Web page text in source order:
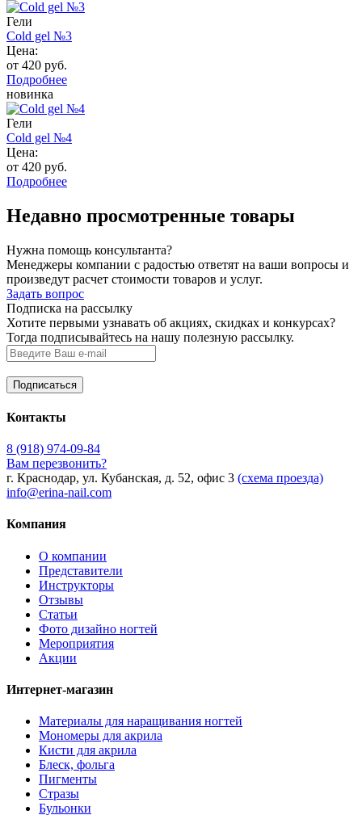
Гели
Cold gel №3
Цена:
от 420 руб.
Подробнее
новинка
Гели
Cold gel №4
Цена:
от 420 руб.
Подробнее
Недавно просмотренные товары
Нужна помощь консультанта?
Менеджеры компании с радостью ответят на ваши вопросы и
произведут расчет стоимости товаров и услуг.
Задать вопрос
Подписка на рассылку
Хотите первыми узнавать об акциях, скидках и конкурсах?
Тогда подписывайтесь на нашу полезную рассылку.
Контакты
8 (918) 974-09-84
Вам перезвонить?
г. Краснодар, ул. Кубанская, д. 52, офис 3 (схема проезда)
info@erina-nail.com
Компания
О компании
Представители
Инструкторы
Отзывы
Статьи
Фото дизайно ногтей
Мероприятия
Акции
Интернет-магазин
Материалы для наращивания ногтей
Мономеры для акрила
Кисти для акрила
Блеск, фольга
Пигменты
Стразы
Бульонки